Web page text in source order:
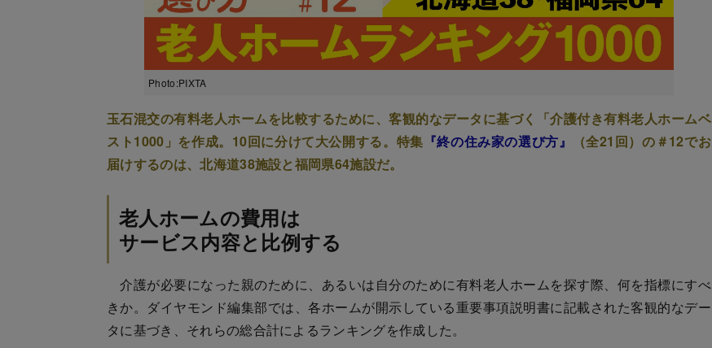
Photo:PIXTA
玉石混交の有料老人ホームを比較するために、客観的なデータに基づく「介護付き有料老人ホームベ
スト1000」を作成。10回に分けて大公開する。特集 『終の住み家の選び方』
（全21回）の＃12でお
届けするのは、北海道38施設と福岡県64施設だ。
老人ホームの費用は
サービス内容と比例する
介護が必要になった親のために、あるいは自分のために有料老人ホームを探す際、何を指標にすべ
きか。ダイヤモンド編集部では、各ホームが開示している重要事項説明書に記載された客観的なデー
タに基づき、それらの総合計によるランキングを作成した。